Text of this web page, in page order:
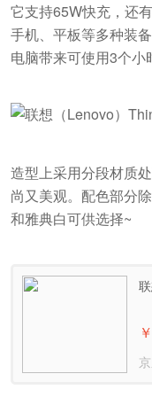
它支持65W快充，还
手机、平板等多种装
电脑带来可使用3个小
造型上采用分段材质
尚又美观。配色部分
和雅典白可供选择~